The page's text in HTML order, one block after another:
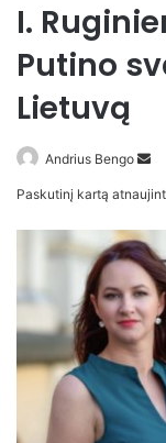
I.
Putino
Lietuvą
Andrius Bengo
Paskutinį kartą